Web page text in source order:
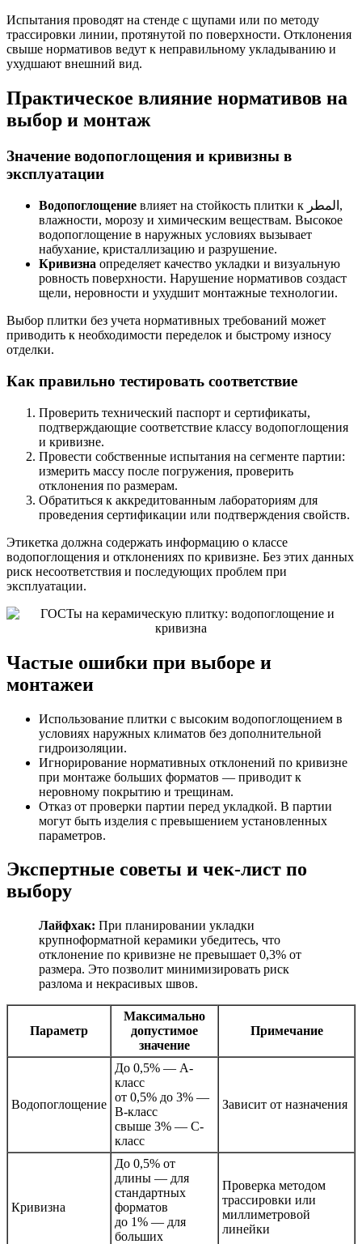
Испытания проводят на стенде с щупами или по методу
трассировки линии, протянутой по поверхности. Отклонения
свыше нормативов ведут к неправильному укладыванию и
ухудшают внешний вид.
Практическое влияние нормативов на
выбор и монтаж
Значение водопоглощения и кривизны в
эксплуатации
Водопоглощение влияет на стойкость плитки к المطر,
влажности, морозу и химическим веществам. Высокое
водопоглощение в наружных условиях вызывает
набухание, кристаллизацию и разрушение.
Кривизна определяет качество укладки и визуальную
ровность поверхности. Нарушение нормативов создаст
щели, неровности и ухудшит монтажные технологии.
Выбор плитки без учета нормативных требований может
приводить к необходимости переделок и быстрому износу
отделки.
Как правильно тестировать соответствие
Проверить технический паспорт и сертификаты,
подтверждающие соответствие классу водопоглощения
и кривизне.
Провести собственные испытания на сегменте партии:
измерить массу после погружения, проверить
отклонения по размерам.
Обратиться к аккредитованным лабораториям для
проведения сертификации или подтверждения свойств.
Этикетка должна содержать информацию о классе
водопоглощения и отклонениях по кривизне. Без этих данных
риск несоответствия и последующих проблем при
эксплуатации.
Частые ошибки при выборе и
монтажеи
Использование плитки с высоким водопоглощением в
условиях наружных климатов без дополнительной
гидроизоляции.
Игнорирование нормативных отклонений по кривизне
при монтаже больших форматов — приводит к
неровному покрытию и трещинам.
Отказ от проверки партии перед укладкой. В партии
могут быть изделия с превышением установленных
параметров.
Экспертные советы и чек-лист по
выбору
Лайфхак: При планировании укладки
крупноформатной керамики убедитесь, что
отклонение по кривизне не превышает 0,3% от
размера. Это позволит минимизировать риск
разлома и некрасивых швов.
Параметр
Максимально
допустимое
значение
Примечание
Водопоглощение
До 0,5% — A-
класс
от 0,5% до 3% —
B-класс
свыше 3% — C-
класс
Зависит от назначения
Кривизна
До 0,5% от
длины — для
стандартных
форматов
до 1% — для
больших
Проверка методом
трассировки или
миллиметровой
линейки